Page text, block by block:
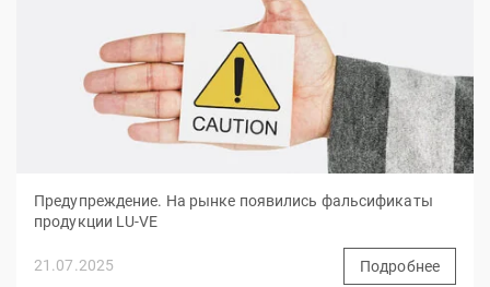
Предупреждение. На рынке появились фальсификаты
продукции LU-VE
21.07.2025 Подробнее